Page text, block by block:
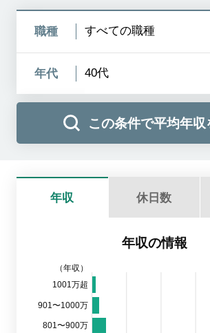
職種
年代
この条件で平均年収
年収 休日数
年収の情報
（年収）
1001万超
901〜1000万
801〜900万